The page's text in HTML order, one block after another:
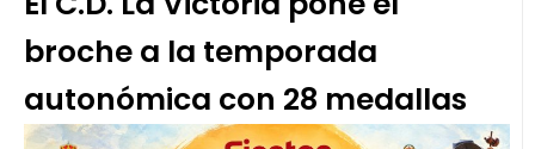
broche a la temporada
autonómica con 28 medallas